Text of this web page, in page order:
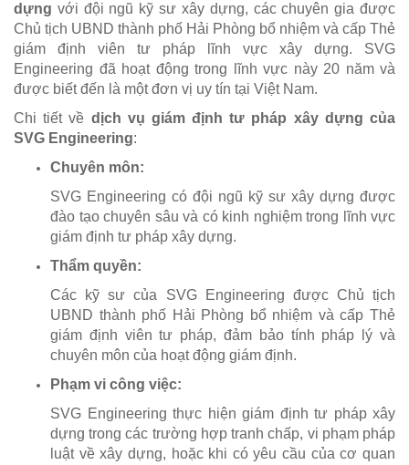
dựng với đội ngũ kỹ sư xây dựng, các chuyên gia được
Chủ tịch UBND thành phố Hải Phòng bổ nhiệm và cấp Thẻ
giám định viên tư pháp lĩnh vực xây dựng. SVG
Engineering đã hoạt động trong lĩnh vực này 20 năm và
được biết đến là một đơn vị uy tín tại Việt Nam.
Chi tiết về dịch vụ giám định tư pháp xây dựng của
SVG Engineering:
Chuyên môn:
SVG Engineering có đội ngũ kỹ sư xây dựng được
đào tạo chuyên sâu và có kinh nghiệm trong lĩnh vực
giám định tư pháp xây dựng.
Thẩm quyền:
Các kỹ sư của SVG Engineering được Chủ tịch
UBND thành phố Hải Phòng bổ nhiệm và cấp Thẻ
giám định viên tư pháp, đảm bảo tính pháp lý và
chuyên môn của hoạt động giám định.
Phạm vi công việc:
SVG Engineering thực hiện giám định tư pháp xây
dựng trong các trường hợp tranh chấp, vi phạm pháp
luật về xây dựng, hoặc khi có yêu cầu của cơ quan